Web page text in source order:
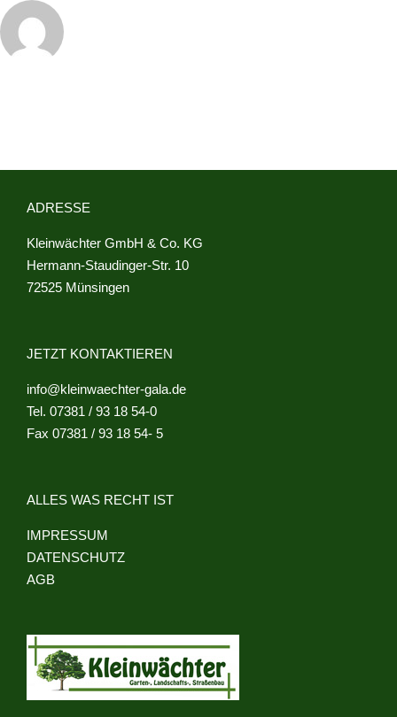
ADRESSE
Kleinwächter GmbH & Co. KG
Hermann-Staudinger-Str. 10
72525 Münsingen
JETZT KONTAKTIEREN
info@kleinwaechter-gala.de
Tel. 07381 / 93 18 54-0
Fax 07381 / 93 18 54- 5
ALLES WAS RECHT IST
IMPRESSUM
DATENSCHUTZ
AGB